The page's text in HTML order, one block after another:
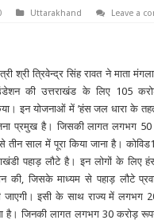
Uttarakhand Leave a
श्री त्रिवेन्द्र सिंह रावत ने माता
की उत्तराखंड के लिए 105
इन योजनाओं में ’हंस जल धारा के
प्रमुख है। जिसकी लागत लगभग
तीन साल में पूरा किया जाना है।
पहाड़ लौटे है। इन लोगों के लिए
की, जिसके माध्यम से पहाड़ लौटे
इसी के साथ राज्य में लगभग
है। जिनकी लागत लगभग 30 करोड़